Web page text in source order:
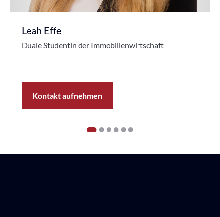
Leah Effe
Duale Studentin der Immobilienwirtschaft
Kontakt aufnehmen
1 2 3 4 5 6